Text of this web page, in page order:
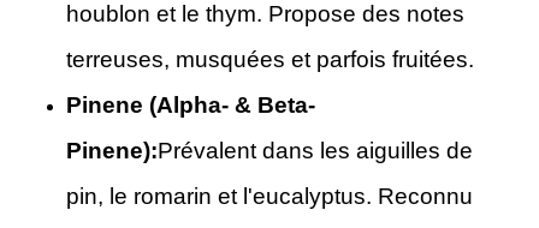
houblon et le thym. Propose des notes
terreuses, musquées et parfois fruitées.
Pinene (Alpha- & Beta-
Pinene):Prévalent dans les aiguilles de
pin, le romarin et l'eucalyptus. Reconnu